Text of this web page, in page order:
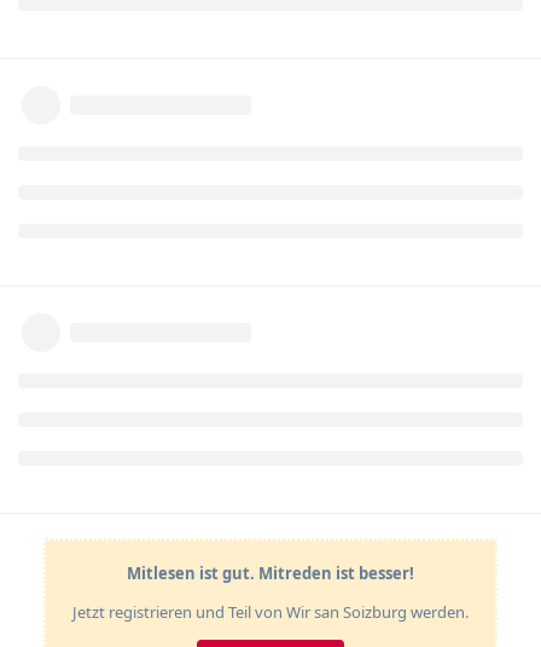
Mitlesen ist gut. Mitreden ist besser!
Jetzt registrieren und Teil von Wir san Soizburg werden.